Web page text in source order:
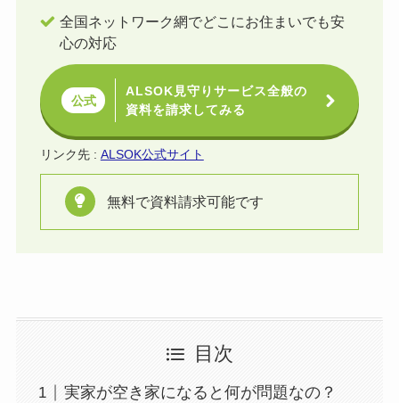
全国ネットワーク網でどこにお住まいでも安
心の対応
公式
ALSOK見守りサービス全般の
資料を請求してみる
リンク先 : ALSOK公式サイト
無料で資料請求可能です
目次
実家が空き家になると何が問題なの？